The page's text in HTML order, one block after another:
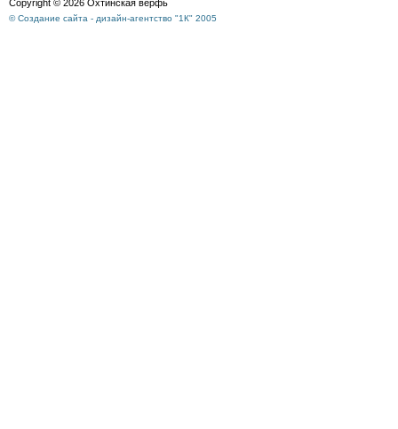
Copyright © 2026 Охтинская верфь
© Создание сайта - дизайн-агентство "1К" 2005